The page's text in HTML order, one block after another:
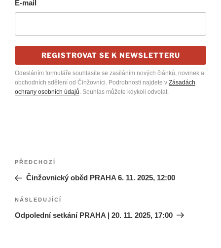
E-mail
REGISTROVAT SE K NEWSLETTERU
Odesláním formuláře souhlasíte se zasíláním nových článků, novinek a
obchodních sdělení od Činžovníci. Podrobnosti najdete v Zásadách
ochrany osobních údajů. Souhlas můžete kdykoli odvolat.
Navigace
pro
příspěvek
Předchozí
příspěvek
PŘEDCHOZÍ
Činžovnický oběd PRAHA 6. 11. 2025, 12:00
Následující
příspěvek
NÁSLEDUJÍCÍ
Odpolední setkání PRAHA | 20. 11. 2025, 17:00